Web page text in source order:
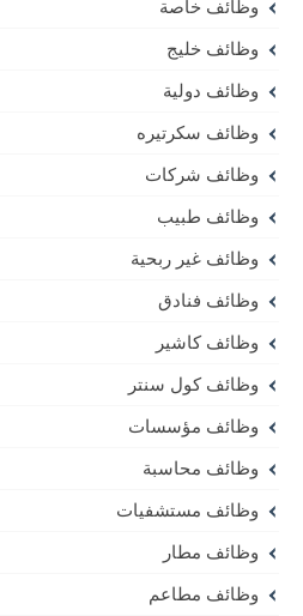
وظائف خاصة
وظائف خليج
وظائف دولية
وظائف سكرتيره
وظائف شركات
وظائف طبيب
وظائف غير ربحية
وظائف فنادق
وظائف كاشير
وظائف كول سنتر
وظائف مؤسسات
وظائف محاسبة
وظائف مستشفيات
وظائف مطار
وظائف مطاعم